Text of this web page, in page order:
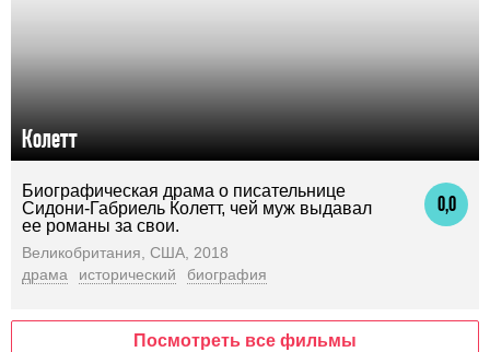
Колетт
0,0
Биографическая драма о писательнице
Сидони-Габриель Колетт, чей муж выдавал
ее романы за свои.
Великобритания, США, 2018
драма
исторический биография
Посмотреть все фильмы